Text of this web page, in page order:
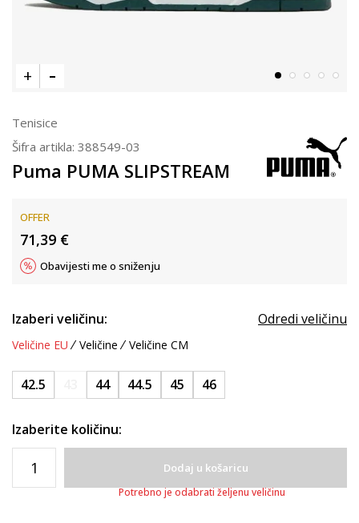
Tenisice
Šifra artikla: 388549-03
Puma PUMA SLIPSTREAM
OFFER
71,39 €
Obavijesti me o sniženju
Izaberi veličinu: Odredi veličinu
Veličine EU Veličine Veličine CM
42.5 44 44.5 45 46
Izaberite količinu:
Dodaj u košaricu
Potrebno je odabrati željenu veličinu